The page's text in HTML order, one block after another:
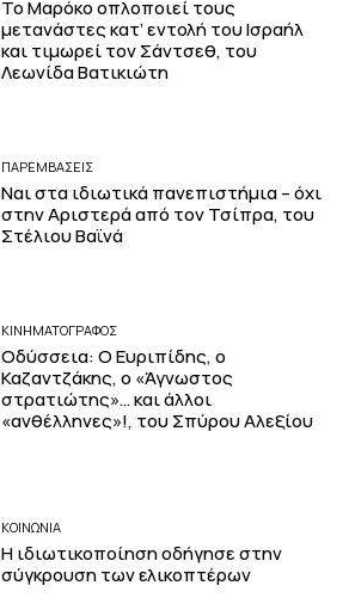
Το Μαρόκο οπλοποιεί τους
μετανάστες κατ’ εντολή του Ισραήλ
και τιμωρεί τον Σάντσεθ, του
Λεωνίδα Βατικιώτη
ΠΑΡΕΜΒΑΣΕΙΣ
Ναι στα ιδιωτικά πανεπιστήμια – όχι
στην Αριστερά από τον Τσίπρα, του
Στέλιου Βαϊνά
ΚΙΝΗΜΑΤΟΓΡΆΦΟΣ
Οδύσσεια: Ο Ευριπίδης, ο
Καζαντζάκης, ο «Άγνωστος
στρατιώτης»… και άλλοι
«ανθέλληνες»!, του Σπύρου Αλεξίου
ΚΟΙΝΩΝΙΑ
Η ιδιωτικοποίηση οδήγησε στην
σύγκρουση των ελικοπτέρων